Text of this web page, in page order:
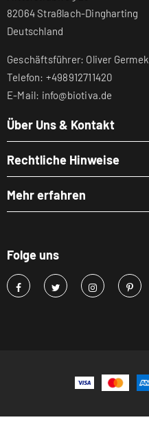
82064 Straßlach-Dingharting
Deutschland
Geschäftsführer: Oliver Germek
Telefon: +498912711420
E-Mail: info@biotiva.de
Über Uns & Kontakt
Rechtliche Hinweise
Mehr erfahren
Folge uns